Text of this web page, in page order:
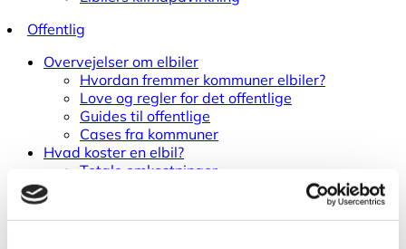
Offentlig
Overvejelser om elbiler
Hvordan fremmer kommuner elbiler?
Love og regler for det offentlige
Guides til offentlige
Cases fra kommuner
Hvad koster en elbil?
Totale omkostninger
Ladeinfrastruktur